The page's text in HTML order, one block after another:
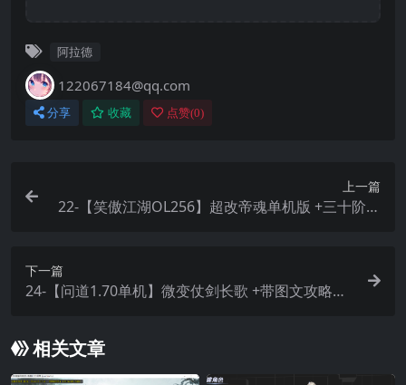
阿拉德
122067184@qq.com
分享 收藏 点赞(0)
上一篇
22-【笑傲江湖OL256】超改帝魂单机版 +三十阶强
下一篇
24-【问道1.70单机】微变仗剑长歌 +带图文攻略
频安装教学
相关文章